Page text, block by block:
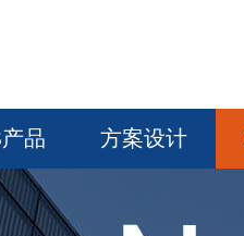
品 方案设计